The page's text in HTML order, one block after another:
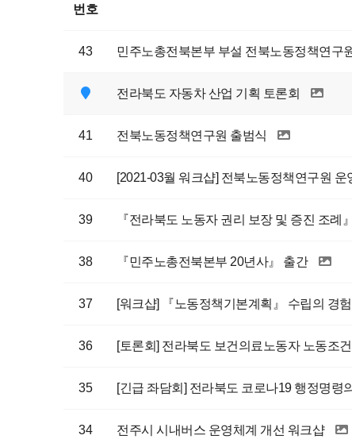
번호
43 민주노총전북본부 부설 전북노동정책연구
전라북도 자동차 산업 기획 토론회
41 전북노동정책연구원 출범식
40 [2021-03월 워크샵] 전북노동정책연구원 운
39 『전라북도 노동자 권리 보장 및 증진 조례
38 『민주노총전북본부 20년사』 출간
37 [워크샵] 『노동정책기본계획』 수립의 경
36 [토론회] 전라북도 보건의료노동자 노동조
35 [긴급 좌담회] 전라북도 코로나19 행정명령
34 전주시 시내버스 운영체계 개선 워크샵